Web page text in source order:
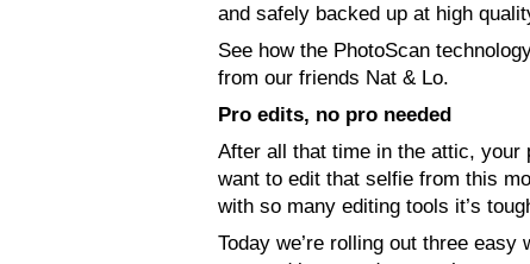
and safely backed up at high
See how the PhotoScan
from our friends Nat & Lo.
Pro edits, no pro needed
After all that time in the attic, your
want to edit that selfie from this
with so many editing tools it’s
Today we’re rolling out three